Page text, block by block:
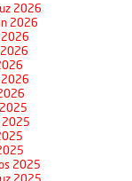
2026
2026
2026
2025
2025
2025